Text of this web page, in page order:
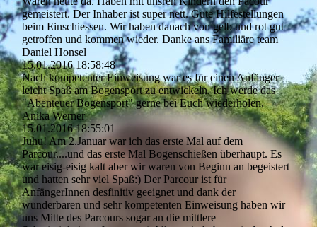
gemeistert. Der Inhaber ist super nett. Gute Hilfestellungen
beim Einschiessen. Wir haben danach von gelb und rot gut
getroffen und kommen wieder. Danke ans Familiäre team
Daniel Honsel
15.01.2016 18:58:48
Nach kompetenter Einweisung war es für einen Anfänger
leicht Spaß am Bogensport zu entwickeln. Ich werde das
"Abenteuer Bogensport" gerne bei Euch wiederholen.
Anika Werner
15.01.2016 18:55:01
Juhu! Am 2.Januar war ich das erste Mal auf dem
Parcour....und das erste Mal Bogenschießen überhaupt. Es
war eisig-eisig kalt aber wir waren von Beginn an begeistert
und hatten sehr viel Spaß:) Der Parcour ist für
AnfängerInnen desfinitiv geeignet und dank der
wunderbaren und sehr kompetenten Einweisung haben wir
uns Mitte des Parcours sogar an die mittlere